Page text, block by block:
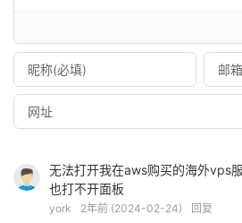
无法打开我在aws购买的海外vps
也打不开面板
york 2年前 (2024-02-24) 回复